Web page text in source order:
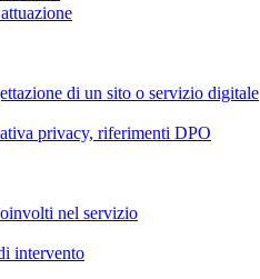
di un sito o servizio digitale
privacy, riferimenti DPO
nel servizio
intervento